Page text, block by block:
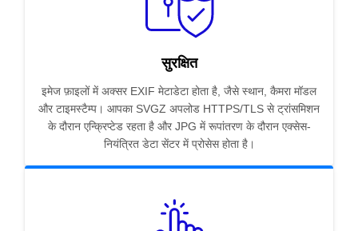
सुरक्षित
इमेज फ़ाइलों में अक्सर EXIF मेटाडेटा होता है, जैसे स्थान, कैमरा मॉडल
और टाइमस्टैम्प। आपका SVGZ अपलोड HTTPS/TLS से ट्रांसमिशन
के दौरान एन्क्रिप्टेड रहता है और JPG में रूपांतरण के दौरान एक्सेस-
नियंत्रित डेटा सेंटर में प्रोसेस होता है।